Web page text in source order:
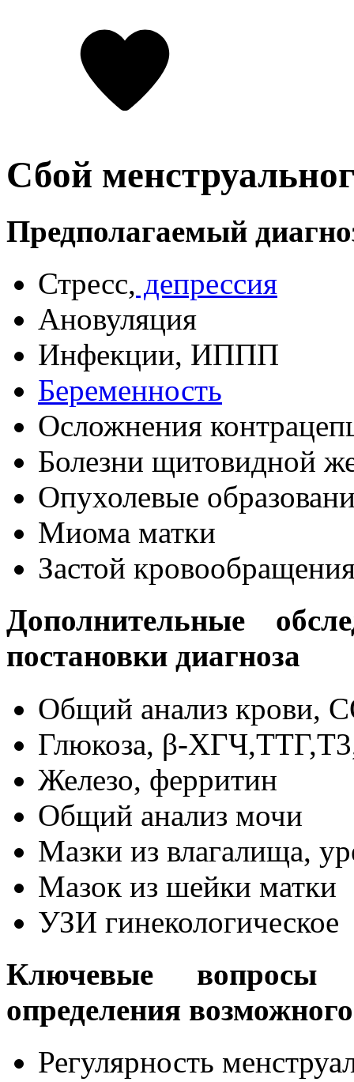
Сбой
Предполагаемый
Стресс, депрессия
Ановуляция
Инфекции, ИППП
Беременность
Осложнения
Болезни щитовидной
Опухолевые
Миома матки
Застой
Дополнительные
постановки диагноза
Общий анализ крови,
Глюкоза, β-
Железо, ферритин
Общий анализ мочи
Мазки из влагалища,
Мазок из шейки матки
УЗИ гинекологическое
Ключевые вопросы
определения
Регулярность